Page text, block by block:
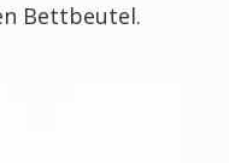
Bettbeutel.